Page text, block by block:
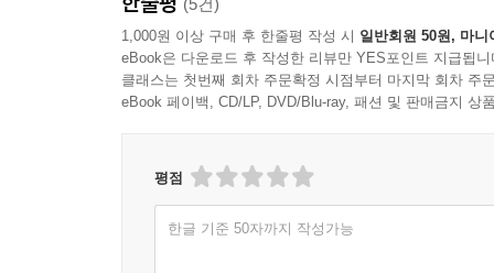
(5건)
1,000원 이상 구매 후 한줄평 작성 시 일반회원 50원, 마니
eBook은 다운로드 후 작성한 리뷰만 YES포인트 지급됩니
클래스는 첫번째 회차 주문확정 시점부터 마지막 회차 주
eBook 페이백, CD/LP, DVD/Blu-ray, 패션 및 판매금지 상
평점
한글 기준 50자까지 작성가능